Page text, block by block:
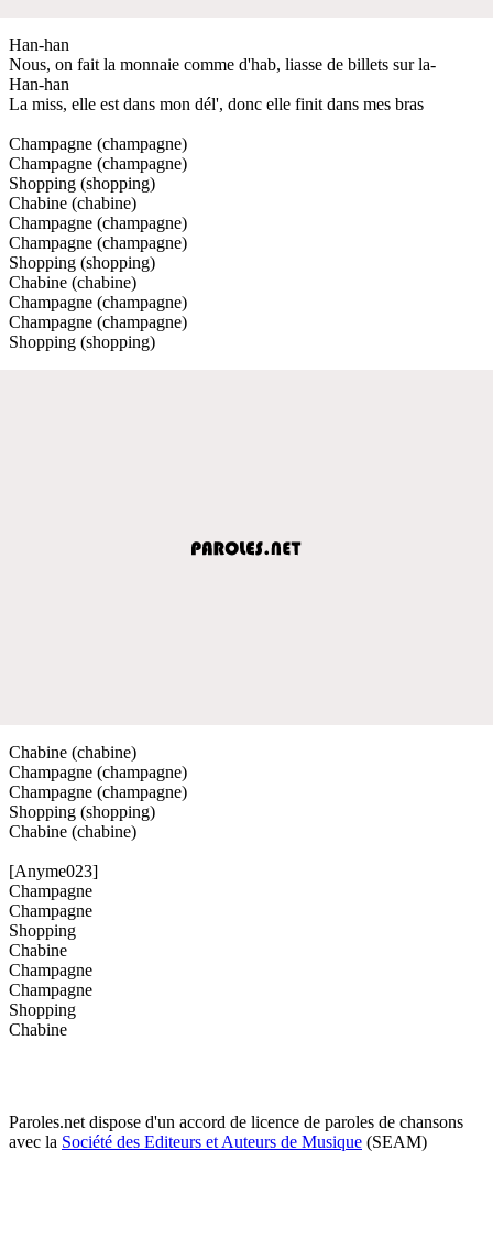
Han-han
Nous, on fait la monnaie comme d'hab, liasse de billets sur la-
Han-han
La miss, elle est dans mon dél', donc elle finit dans mes bras
Champagne (champagne)
Champagne (champagne)
Shopping (shopping)
Chabine (chabine)
Champagne (champagne)
Champagne (champagne)
Shopping (shopping)
Chabine (chabine)
Champagne (champagne)
Champagne (champagne)
Shopping (shopping)
Chabine (chabine)
Champagne (champagne)
Champagne (champagne)
Shopping (shopping)
Chabine (chabine)
[Anyme023]
Champagne
Champagne
Shopping
Chabine
Champagne
Champagne
Shopping
Chabine
Paroles.net dispose d'un accord de licence de paroles de chansons
avec la Société des Editeurs et Auteurs de Musique (SEAM)